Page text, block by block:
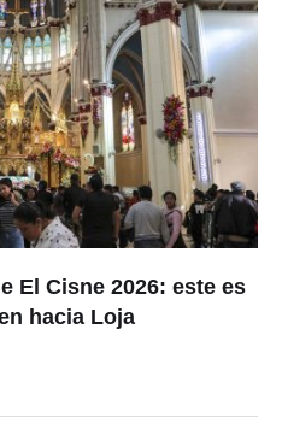
El Cisne 2026: este es
hacia Loja